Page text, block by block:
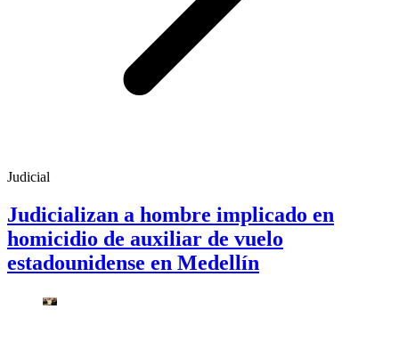
Judicial
Judicializan a hombre implicado en
homicidio de auxiliar de vuelo
estadounidense en Medellín